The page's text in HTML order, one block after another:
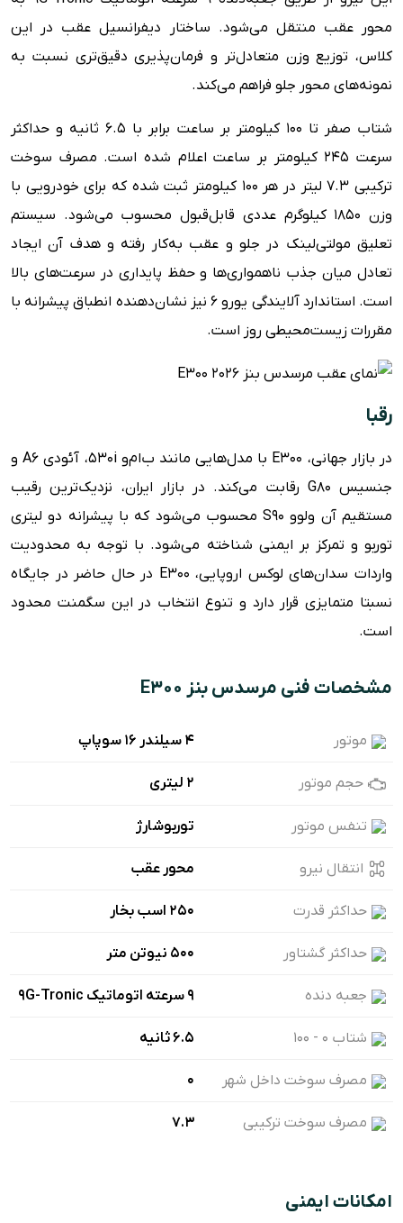
محور عقب منتقل می‌شود. ساختار دیفرانسیل عقب در این
کلاس، توزیع وزن متعادل‌تر و فرمان‌پذیری دقیق‌تری نسبت به
نمونه‌های محور جلو فراهم می‌کند.
شتاب صفر تا ۱۰۰ کیلومتر بر ساعت برابر با ۶.۵ ثانیه و حداکثر
سرعت ۲۴۵ کیلومتر بر ساعت اعلام شده است. مصرف سوخت
ترکیبی ۷.۳ لیتر در هر ۱۰۰ کیلومتر ثبت شده که برای خودرویی با
وزن ۱۸۵۰ کیلوگرم عددی قابل‌قبول محسوب می‌شود. سیستم
تعلیق مولتی‌لینک در جلو و عقب به‌کار رفته و هدف آن ایجاد
تعادل میان جذب ناهمواری‌ها و حفظ پایداری در سرعت‌های بالا
است. استاندارد آلایندگی یورو ۶ نیز نشان‌دهنده انطباق پیشرانه با
مقررات زیست‌محیطی روز است.
رقبا
در بازار جهانی، E300 با مدل‌هایی مانند ب‌ام‌و 530i، آئودی A6 و
جنسیس G80 رقابت می‌کند. در بازار ایران، نزدیک‌ترین رقیب
مستقیم آن ولوو S90 محسوب می‌شود که با پیشرانه دو لیتری
توربو و تمرکز بر ایمنی شناخته می‌شود. با توجه به محدودیت
واردات سدان‌های لوکس اروپایی، E300 در حال حاضر در جایگاه
نسبتا متمایزی قرار دارد و تنوع انتخاب در این سگمنت محدود
است.
مشخصات فنی مرسدس بنز E300
موتور ۴ سیلندر ۱۶ سوپاپ
حجم موتور 2 لیتری
تنفس موتور توربوشارژ
انتقال نیرو محور عقب
حداکثر قدرت 250 اسب بخار
حداکثر گشتاور 500 نیوتن متر
جعبه دنده ۹ سرعته اتوماتیک 9G-Tronic
شتاب ۰ - ۱۰۰ 6.5 ثانیه
مصرف سوخت داخل شهر 0
مصرف سوخت ترکیبی 7.3
امکانات ایمنی